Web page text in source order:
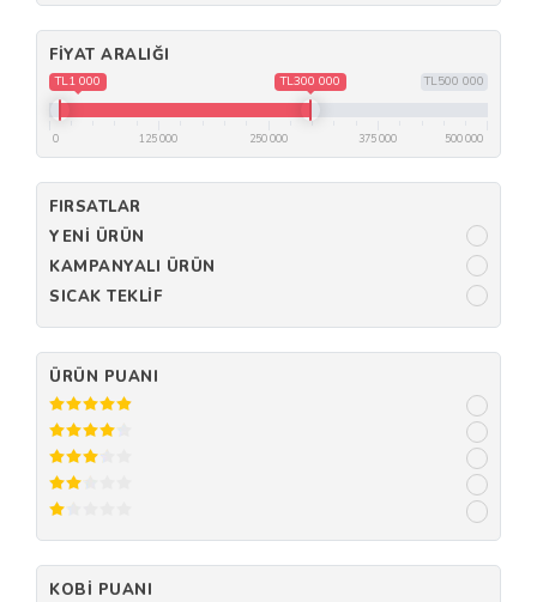
FIYAT ARALIĞI
TL500 000
TL1 000 TL300 000
0 125 000 250 000 375 000 500 000
FIRSATLAR
YENI ÜRÜN
KAMPANYALI ÜRÜN
SICAK TEKLIF
ÜRÜN PUANI
KOBI PUANI